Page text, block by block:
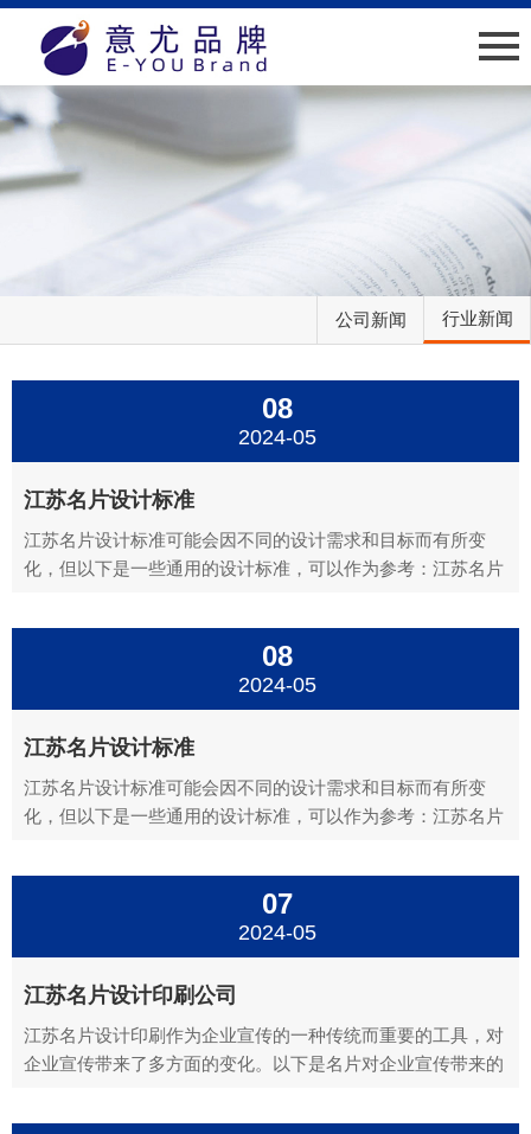
网站首页
关于我们
人才招聘
联系我们
行业新闻
公司新闻
08
2024-05
江苏名片设计标准
江苏名片设计标准可能会因不同的设计需求和目标而有所变
化，但以下是一些通用的设计标准，可以作为参考：江苏名片
息过多而显得拥挤。主要信息如姓名、职务、公司名、联系方
式等应清晰展示。江苏名片设计视觉吸引力：江苏名片设计应
08
2024-05
江苏名片设计标准
江苏名片设计标准可能会因不同的设计需求和目标而有所变
化，但以下是一些通用的设计标准，可以作为参考：江苏名片
息过多而显得拥挤。主要信息如姓名、职务、公司名、联系方
式等应清晰展示。江苏名片设计视觉吸引力：江苏名片设计应
07
2024-05
江苏名片设计印刷公司
江苏名片设计印刷作为企业宣传的一种传统而重要的工具，对
企业宣传带来了多方面的变化。以下是名片对企业宣传带来的
常印有企业的标志、名称、联系方式等基本信息，这些信息有